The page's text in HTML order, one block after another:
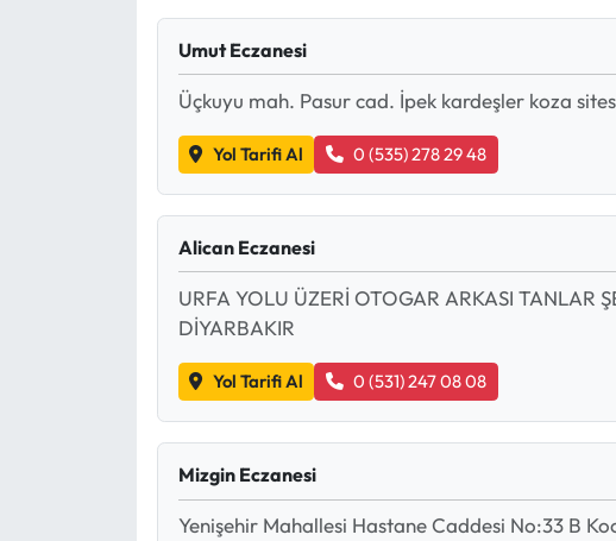
Umut Eczanesi
Üçkuyu mah. Pasur cad. İpek kardeşler koza
Yol Tarifi Al 0 (535) 278 29 48
Alican Eczanesi
URFA YOLU ÜZERİ OTOGAR ARKASI TANLAR
DİYARBAKIR
Yol Tarifi Al 0 (531) 247 08 08
Mizgin Eczanesi
Yenişehir Mahallesi Hastane Caddesi No:33 B
Mektup Galeri
Köşe Yazıları
ASTROLOJİ
Spor Yazıları
Mektup Galeri